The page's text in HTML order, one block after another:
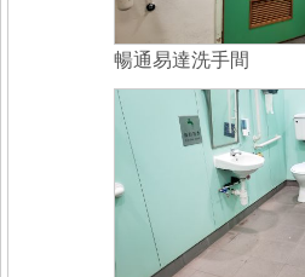
暢通易達洗手間